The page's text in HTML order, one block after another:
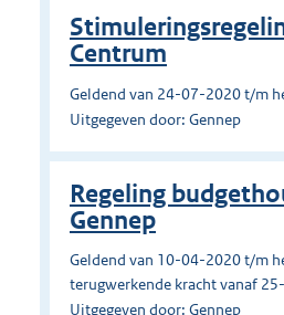
Centrum
Geldend van 24-07-2020 t/m
Uitgegeven door: Gennep
Regeling
Gennep
Geldend van 10-04-2020 t/m
terugwerkende kracht vanaf
Uitgegeven door: Gennep